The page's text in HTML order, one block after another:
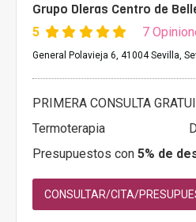
Grupo Dleras Centro de
5 7
General Polavieja 6, 41004 Sevilla,
PRIMERA CONSULTA
Termoterapia
Presupuestos con 5% de
CONSULTAR/CITA/